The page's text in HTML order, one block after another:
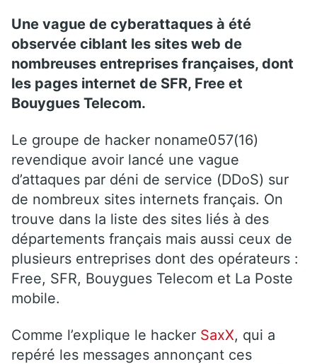
Une vague de cyberattaques à été
observée ciblant les sites web de
nombreuses entreprises françaises, dont
les pages internet de SFR, Free et
Bouygues Telecom.
Le groupe de hacker noname057(16)
revendique avoir lancé une vague
d’attaques par déni de service (DDoS) sur
de nombreux sites internets français. On
trouve dans la liste des sites liés à des
départements français mais aussi ceux de
plusieurs entreprises dont des opérateurs :
Free, SFR, Bouygues Telecom et La Poste
mobile.
Comme l’explique le hacker SaxX, qui a
repéré les messages annonçant ces